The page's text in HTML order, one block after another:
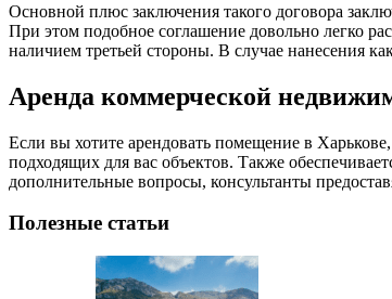
Основной плюс заключения такого договора
При этом подобное соглашение довольно легко
наличием третьей стороны. В случае нанесения
Аренда коммерческой
Если вы хотите арендовать помещение в
подходящих для вас объектов. Также
дополнительные вопросы, консультанты
Полезные статьи